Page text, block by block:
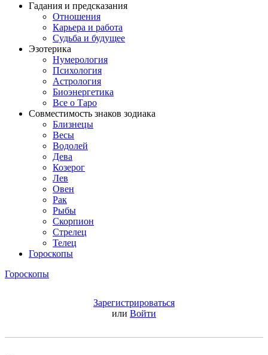
Гадания и предсказания
Отношения
Карьера и работа
Cудьба и будущее
Эзотерика
Нумерология
Психология
Астрология
Биоэнергетика
Все о Таро
Совместимость знаков зодиака
Близнецы
Весы
Водолей
Дева
Козерог
Лев
Овен
Рак
Рыбы
Скорпион
Стрелец
Телец
Гороскопы
Гороскопы
Зарегистрироваться
или Войти